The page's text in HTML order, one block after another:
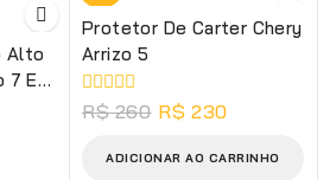
Alto
7 E
Protetor De Carter Chery
Arrizo 5
0
R$260 R$ 230
ADICIONAR AO CARRINHO